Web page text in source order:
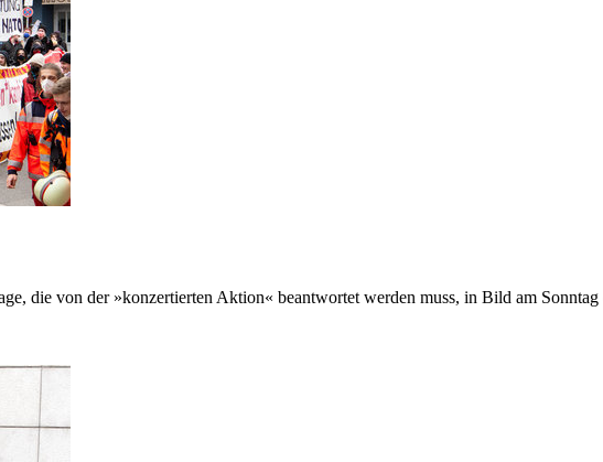
die von der »konzertierten Aktion« beantwortet werden muss, in Bild am